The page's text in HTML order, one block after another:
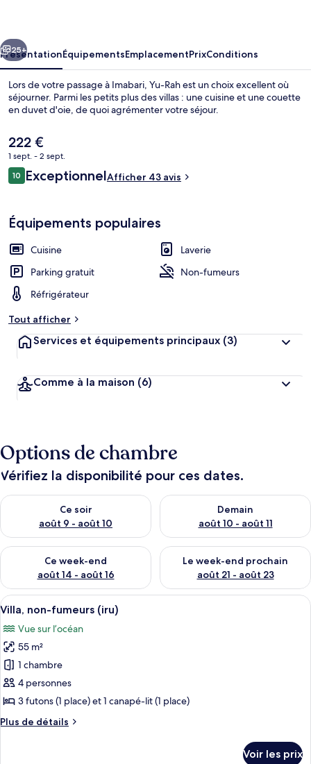
Suivant
25+
PrésentationÉquipementsEmplacementPrixConditions
Lors de votre passage à Imabari, Yu-Rah est un choix excellent où
séjourner. Parmi les petits plus des villas : une cuisine et une couette
en duvet d'oie, de quoi agrémenter votre séjour.
Le
prix
actuel
est
222 €
1 sept. - 2 sept.
Avis
voyageurs
1010 sur 10
ExceptionnelAfficher 43 avis
Équipements populaires
Cuisine
Laverie
Parking gratuit
Non-fumeurs
Réfrigérateur
Tout afficher
Services et équipements principaux (3)
Comme à la maison (6)
Options de chambre
Vérifiez la disponibilité pour ces dates.
Ce soir
août 9 - août 10
Vérifier la disponibilité pour ce soir août 9 - août 10
Demain
août 10 - août 11
Vérifier la disponibilité pour
Ce week-end
août 14 - août 16
Vérifier la disponibilité pour ce week-end août 14 - août 16
Le week-end prochain
août 21 - août 23
Vérifier la disponibilité pour
Afficher
toutes
les
photos
pour
ce
type
chambre :
Un espace repas moderne avec
14
Villa, non-fumeurs (iru)
Vue sur l’océan
55 m²
1 chambre
4 personnes
3 futons (1 place) et 1 canapé-lit (1 place)
Plus de détails
Plus
Voir les prix